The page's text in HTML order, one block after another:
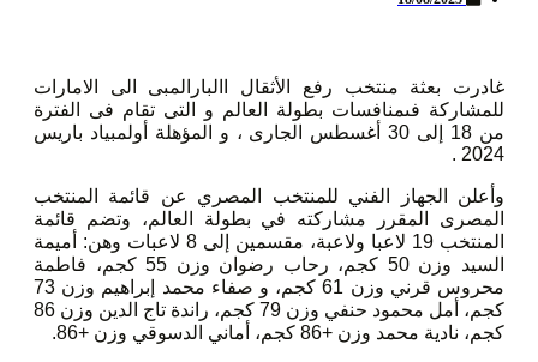
غادرت بعثة منتخب رفع الأثقال االبارالمبى الى الامارات
للمشاركة فىمنافسات بطولة العالم و التى تقام فى الفترة
من 18 إلى 30 أغسطس الجارى ، و المؤهلة أولمبياد باريس
2024 .
وأعلن الجهاز الفني للمنتخب المصري عن قائمة المنتخب
المصرى المقرر مشاركته في بطولة العالم، وتضم قائمة
المنتخب 19 لاعبا ولاعبة، مقسمين إلى 8 لاعبات وهن: أميمة
السيد وزن 50 كجم، رحاب رضوان وزن 55 كجم، فاطمة
محروس قرني وزن 61 كجم، و صفاء محمد إبراهيم وزن 73
كجم، أمل محمود حنفي وزن 79 كجم، راندة تاج الدين وزن 86
كجم، نادية محمد وزن +86 كجم، أماني الدسوقي وزن +86.